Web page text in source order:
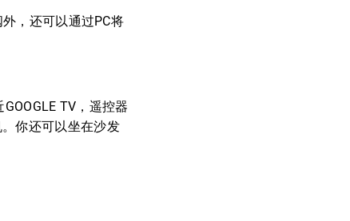
，还可以通过PC将
TV，遥控器
你还可以坐在沙发